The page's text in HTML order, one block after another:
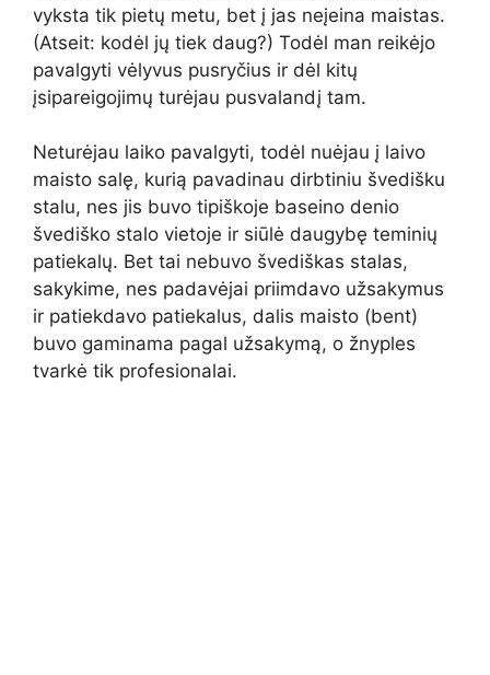
vyksta tik pietų metu, bet į jas neįeina maistas.
(Atseit: kodėl jų tiek daug?) Todėl man reikėjo
pavalgyti vėlyvus pusryčius ir dėl kitų
įsipareigojimų turėjau pusvalandį tam.
Neturėjau laiko pavalgyti, todėl nuėjau į laivo
maisto salę, kurią pavadinau dirbtiniu švedišku
stalu, nes jis buvo tipiškoje baseino denio
švediško stalo vietoje ir siūlė daugybę teminių
patiekalų. Bet tai nebuvo švediškas stalas,
sakykime, nes padavėjai priimdavo užsakymus
ir patiekdavo patiekalus, dalis maisto (bent)
buvo gaminama pagal užsakymą, o žnyples
tvarkė tik profesionalai.